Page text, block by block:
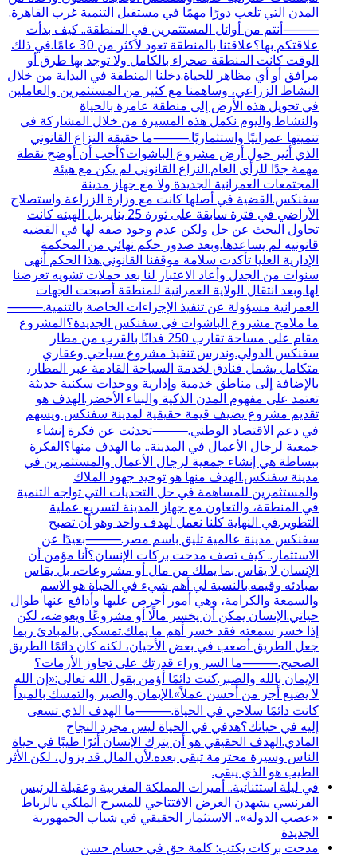
المدن التي تلعب دورًا مهمًا في مستقبل التنمية غرب القاهرة.
⸻أنتم من أوائل المستثمرين في المنطقة.. كيف بدأت
علاقتكم بها؟علاقتنا بالمنطقة تعود لأكثر من 30 عامًا.في ذلك
الوقت كانت المنطقة صحراء بالكامل ولا توجد بها طرق أو
مرافق أو أي مظاهر للحياة.دخلنا المنطقة في البداية من خلال
النشاط الزراعي، وساهمنا مع كثير من المستثمرين والعاملين
في تحويل هذه الأرض إلى منطقة عامرة بالحياة
والنشاط.واليوم نكمل هذه المسيرة من خلال المشاركة في
تنميتها عمرانيًا واستثماريًا.⸻ما حقيقة النزاع القانوني
الذي أثير حول أرض مشروع الباشوات؟أحب أن أوضح نقطة
مهمة جدًا للرأي العام.النزاع القانوني لم يكن مع هيئة
المجتمعات العمرانية الجديدة ولا مع جهاز مدينة
سفنكس.القضية في أصلها كانت مع وزارة الزراعة واستصلاح
الأراضي في فترة سابقة على ثورة 25 يناير.بل الهيئه كانت
تحاول البحث عن حل ولكن عدم وجود صفه لها في القضيه
قانونيه لم يساعدها.وبعد صدور حكم نهائي من المحكمة
الإدارية العليا تأكدت سلامة موقفنا القانوني.هذا الحكم أنهى
سنوات من الجدل وأعاد الاعتبار لنا بعد حملات تشويه تعرضنا
لها.وبعد انتقال الولاية العمرانية للمنطقة أصبحت الجهات
العمرانية مسؤولة عن تنفيذ الإجراءات الخاصة بالتنمية.⸻
ما ملامح مشروع الباشوات في سفنكس الجديدة؟المشروع
مقام على مساحة تقارب 250 فدانًا بالقرب من مطار
سفنكس الدولي.وندرس تنفيذ مشروع سياحي وعقاري
متكامل يشمل فنادق لخدمة السياحة القادمة عبر المطار،
بالإضافة إلى مناطق خدمية وإدارية ووحدات سكنية حديثة
تعتمد على مفهوم المدن الذكية والبناء الأخضر.الهدف هو
تقديم مشروع يضيف قيمة حقيقية لمدينة سفنكس ويسهم
في دعم الاقتصاد الوطني.⸻تحدثت عن فكرة إنشاء
جمعية لرجال الأعمال في المدينة.. ما الهدف منها؟الفكرة
ببساطة هي إنشاء جمعية لرجال الأعمال والمستثمرين في
مدينة سفنكس.الهدف منها هو توحيد جهود الملاك
والمستثمرين للمساهمة في حل التحديات التي تواجه التنمية
في المنطقة، والتعاون مع جهاز المدينة لتسريع عملية
التطوير.في النهاية كلنا نعمل لهدف واحد وهو أن تصبح
سفنكس مدينة عالمية تليق باسم مصر.⸻بعيدًا عن
الاستثمار.. كيف تصف مدحت بركات الإنسان؟أنا مؤمن أن
الإنسان لا يقاس بما يملك من مال أو مشروعات، بل يقاس
بمبادئه وقيمه.بالنسبة لي أهم شيء في الحياة هو الاسم
والسمعة والكرامة، وهي أمور أحرص عليها وأدافع عنها طوال
حياتي.الإنسان يمكن أن يخسر مالًا أو مشروعًا ويعوضه، لكن
إذا خسر سمعته فقد خسر أهم ما يملك.تمسكي بالمبادئ ربما
جعل الطريق أصعب في بعض الأحيان، لكنه كان دائمًا الطريق
الصحيح.⸻ما السر وراء قدرتك على تجاوز الأزمات؟
الإيمان بالله والصبر.كنت دائمًا أؤمن بقول الله تعالى:«إن الله
لا يضيع أجر من أحسن عملاً».الإيمان والصبر والتمسك بالمبدأ
كانت دائمًا سلاحي في الحياة.⸻ما الهدف الذي تسعى
إليه في حياتك؟هدفي في الحياة ليس مجرد النجاح
المادي.الهدف الحقيقي هو أن يترك الإنسان أثرًا طيبًا في حياة
الناس وسيرة محترمة تبقى بعده.لأن المال قد يزول، لكن الأثر
الطيب هو الذي يبقى.
في ليلة استثنائية.. أميرات المملكة المغربية وعقيلة الرئيس
الفرنسي يشهدن العرض الافتتاحي للمسرح الملكي بالرباط
«عصب الدولة».. الاستثمار الحقيقي في شباب الجمهورية
الجديدة
مدحت بركات يكتب: كلمة حق في حسام حسن